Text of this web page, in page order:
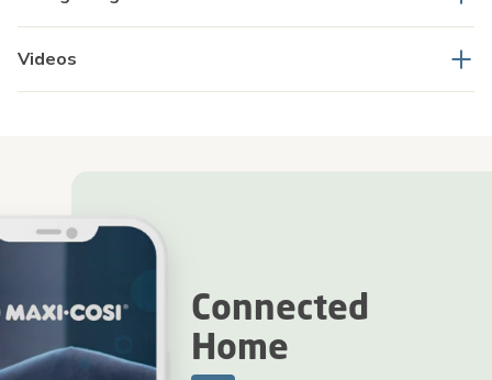
Videos
Connected
Home